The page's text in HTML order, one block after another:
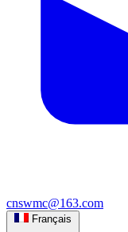
cnswmc@163.com
Français